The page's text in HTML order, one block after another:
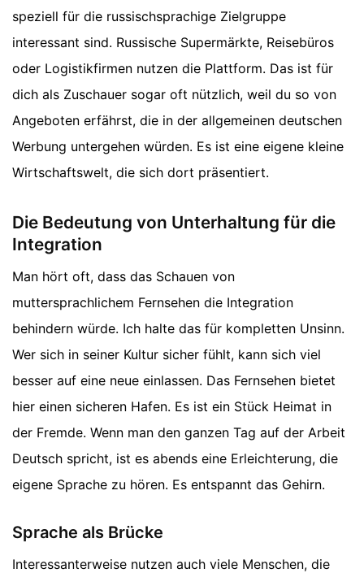
speziell für die russischsprachige Zielgruppe
interessant sind. Russische Supermärkte, Reisebüros
oder Logistikfirmen nutzen die Plattform. Das ist für
dich als Zuschauer sogar oft nützlich, weil du so von
Angeboten erfährst, die in der allgemeinen deutschen
Werbung untergehen würden. Es ist eine eigene kleine
Wirtschaftswelt, die sich dort präsentiert.
Die Bedeutung von Unterhaltung für die
Integration
Man hört oft, dass das Schauen von
muttersprachlichem Fernsehen die Integration
behindern würde. Ich halte das für kompletten Unsinn.
Wer sich in seiner Kultur sicher fühlt, kann sich viel
besser auf eine neue einlassen. Das Fernsehen bietet
hier einen sicheren Hafen. Es ist ein Stück Heimat in
der Fremde. Wenn man den ganzen Tag auf der Arbeit
Deutsch spricht, ist es abends eine Erleichterung, die
eigene Sprache zu hören. Es entspannt das Gehirn.
Sprache als Brücke
Interessanterweise nutzen auch viele Menschen, die